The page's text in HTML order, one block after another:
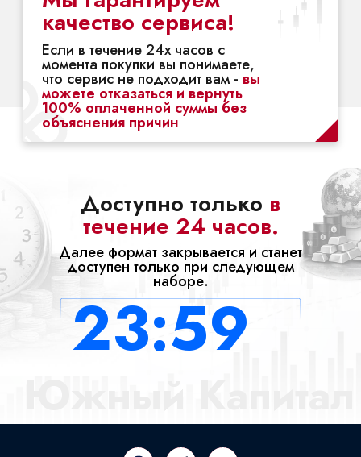
качество сервиса!
Если в течение 24х часов с
момента покупки вы понимаете,
что сервис не подходит вам - вы
можете отказаться и вернуть
100% оплаченной суммы без
объяснения причин
23:59
Доступно только в
течение 24 часов.
Далее формат закрывается и станет
доступен только при следующем
наборе.